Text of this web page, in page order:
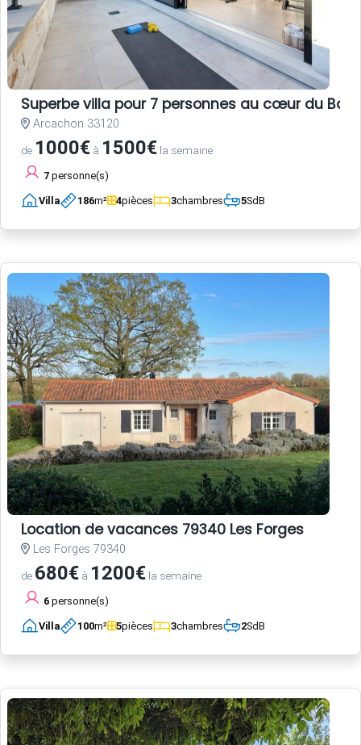
Superbe villa pour 7 personnes au cœur du
Arcachon 33120
de 1000€ à 1500€ la semaine
7 personne(s)
Villa 186m² 4pièces 3chambres 5SdB
Location de vacances 79340 Les Forges
Les Forges 79340
de 680€ à 1200€ la semaine
6 personne(s)
Villa 100m² 5pièces 3chambres 2SdB